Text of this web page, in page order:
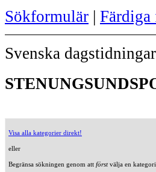
Sökformulär | Färdiga
Svenska
Visa alla kategorier direkt!
eller
Begränsa sökningen genom att förstvälja en kategori